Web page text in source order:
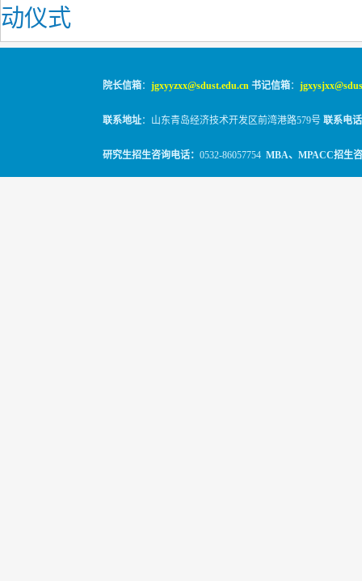
动仪式
院长信箱： jgxyyzxx@sdust.edu.cn 书记信箱：
联系地址：山东青岛经济技术开发区前湾港路579号 联系电话
研究生招生咨询电话： 0532-86057754 MBA、MPACC招生